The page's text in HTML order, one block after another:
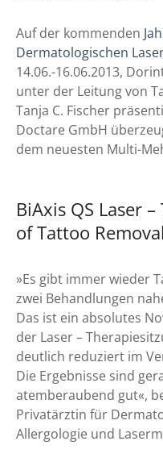
Auf der kommenden
Dermatologischen
14.06.-16.06.2013,
unter der Leitung von
Tanja C. Fischer
Doctare GmbH
dem neuesten Multi-
BiAxis QS Laser–
of Tattoo
»Es gibt immer wieder
zwei Behandlungen
Das ist ein absolutes
der Laser –
deutlich reduziert im
Die Ergebnisse sind
atemberaubend gut«,
Privatärztin für
Allergologie und